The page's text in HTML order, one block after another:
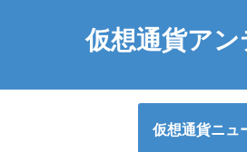
仮想通貨アン
仮想通貨ニュ